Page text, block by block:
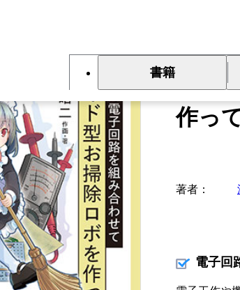
書籍
基本
作っ
著者
電子回